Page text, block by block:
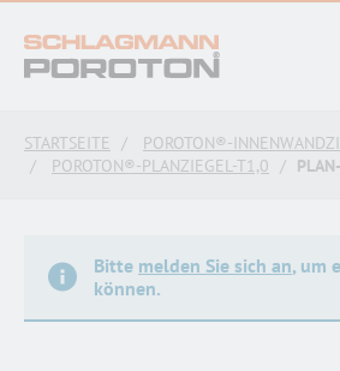
text.skipToContent
text.skipToNavigation
STARTSEITE
POROTON®-
POROTON®-PLANZIEGEL-T1,0
Bitte melden Sie sich an, um
können.